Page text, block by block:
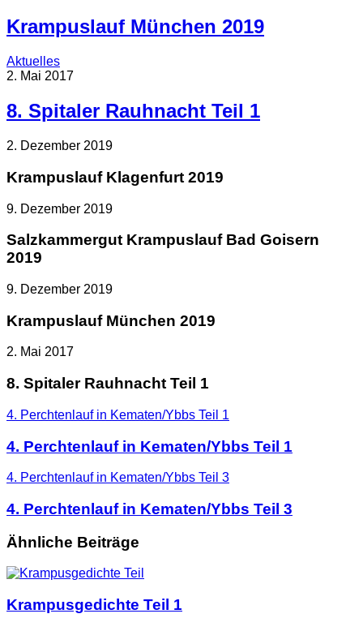
Krampuslauf München 2019
Aktuelles
2. Mai 2017
8. Spitaler Rauhnacht Teil 1
2. Dezember 2019
Krampuslauf Klagenfurt 2019
9. Dezember 2019
Salzkammergut Krampuslauf Bad Goisern
2019
9. Dezember 2019
Krampuslauf München 2019
2. Mai 2017
8. Spitaler Rauhnacht Teil 1
4. Perchtenlauf in Kematen/Ybbs Teil 1
4. Perchtenlauf in Kematen/Ybbs Teil 1
4. Perchtenlauf in Kematen/Ybbs Teil 3
4. Perchtenlauf in Kematen/Ybbs Teil 3
Ähnliche Beiträge
Krampusgedichte Teil 1